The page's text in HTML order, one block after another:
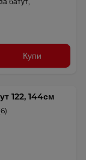
Купи
122, 144см